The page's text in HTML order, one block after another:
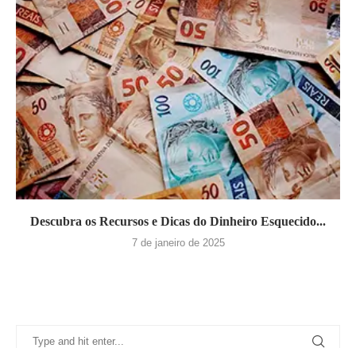
Descubra os Recursos e Dicas do Dinheiro Esquecido...
7 de janeiro de 2025